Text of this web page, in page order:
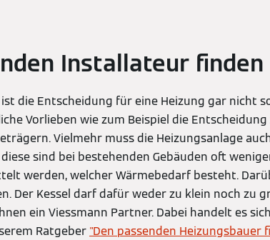
Installateur finden
die Entscheidung für eine Heizung gar nicht
Vorlieben wie zum Beispiel die
Vielmehr muss die Heizungsanlage
sind bei bestehenden Gebäuden oft
werden, welcher Wärmebedarf besteht.
Der Kessel darf dafür weder zu klein noch zu
ein Viessmann Partner. Dabei handelt es
Ratgeber "Den passenden Heizungsbauer